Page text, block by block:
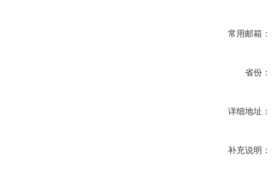
常用邮箱：
省份：
详细地址：
补充说明：